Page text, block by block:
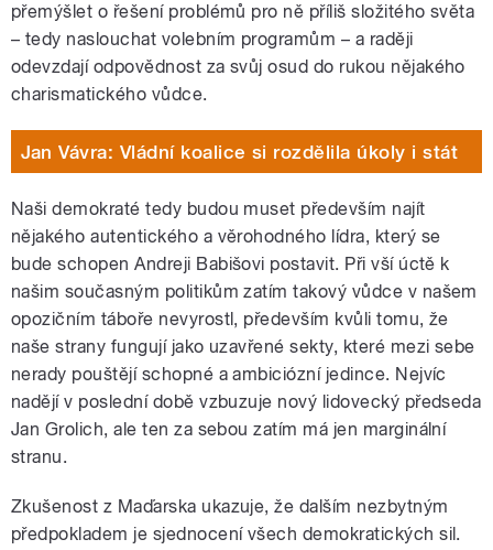
přemýšlet o řešení problémů pro ně příliš složitého světa
– tedy naslouchat volebním programům – a raději
odevzdají odpovědnost za svůj osud do rukou nějakého
charismatického vůdce.
Jan Vávra: Vládní koalice si rozdělila úkoly i stát
Naši demokraté tedy budou muset především najít
nějakého autentického a věrohodného lídra, který se
bude schopen Andreji Babišovi postavit. Při vší úctě k
našim současným politikům zatím takový vůdce v našem
opozičním táboře nevyrostl, především kvůli tomu, že
naše strany fungují jako uzavřené sekty, které mezi sebe
nerady pouštějí schopné a ambiciózní jedince. Nejvíc
nadějí v poslední době vzbuzuje nový lidovecký předseda
Jan Grolich, ale ten za sebou zatím má jen marginální
stranu.
Zkušenost z Maďarska ukazuje, že dalším nezbytným
předpokladem je sjednocení všech demokratických sil.